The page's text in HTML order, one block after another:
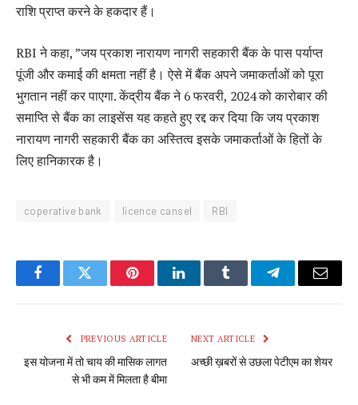
राशि प्राप्त करने के हकदार हैं।
RBI ने कहा, ”जय प्रकाश नारायण नागरी सहकारी बैंक के पास पर्याप्त
पूंजी और कमाई की क्षमता नहीं है। ऐसे में बैंक अपने जमाकर्ताओं को पूरा
भुगतान नहीं कर पाएगा. केंद्रीय बैंक ने 6 फरवरी, 2024 को कारोबार की
समाप्ति से बैंक का लाइसेंस यह कहते हुए रद्द कर दिया कि जय प्रकाश
नारायण नागरी सहकारी बैंक का अस्तित्व इसके जमाकर्ताओं के हितों के
लिए हानिकारक है।
coperative bank licence cansel RBI
FacebookTwitter PinterestLinkedInTumblr TelegramEmail
PREVIOUS ARTICLE
इस योजना में तो चाय की मासिक लागत
से भी कम में मिलता है बीमा
NEXT ARTICLE
अच्छी ख़बरों से उछला पेटीएम का शेयर